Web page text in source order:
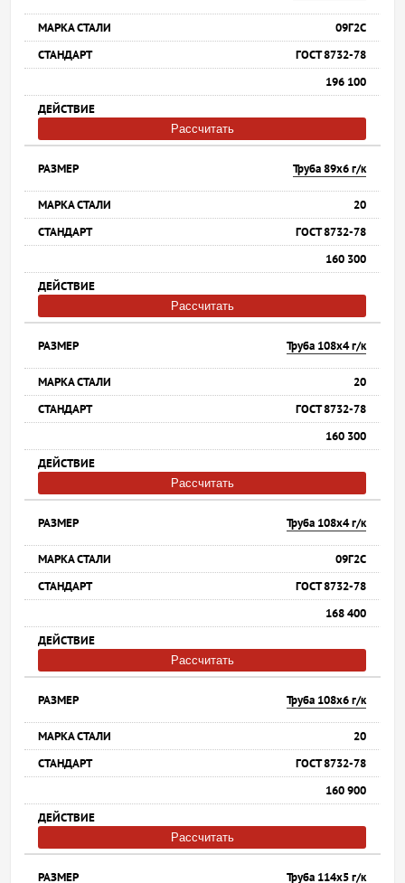
09Г2С
ГОСТ 8732-78
196 100
Рассчитать
Труба 89х6 г/к
20
ГОСТ 8732-78
160 300
Рассчитать
Труба 108х4 г/к
20
ГОСТ 8732-78
160 300
Рассчитать
Труба 108х4 г/к
09Г2С
ГОСТ 8732-78
168 400
Рассчитать
Труба 108х6 г/к
20
ГОСТ 8732-78
160 900
Рассчитать
Труба 114х5 г/к